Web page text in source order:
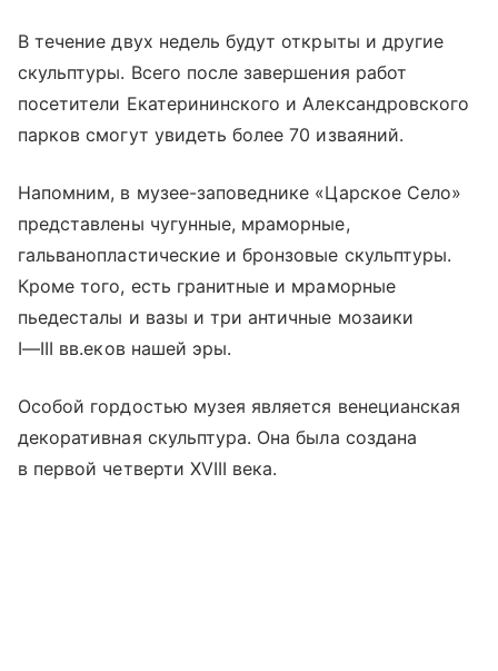
В течение двух недель будут открыты и другие
скульптуры. Всего после завершения работ
посетители Екатерининского и Александровского
парков смогут увидеть более 70 изваяний.
Напомним, в музее-заповеднике «Царское Село»
представлены чугунные, мраморные,
гальванопластические и бронзовые скульптуры.
Кроме того, есть гранитные и мраморные
пьедесталы и вазы и три античные мозаики
I—III вв.еков нашей эры.
Особой гордостью музея является венецианская
декоративная скульптура. Она была создана
в первой четверти XVIII века.